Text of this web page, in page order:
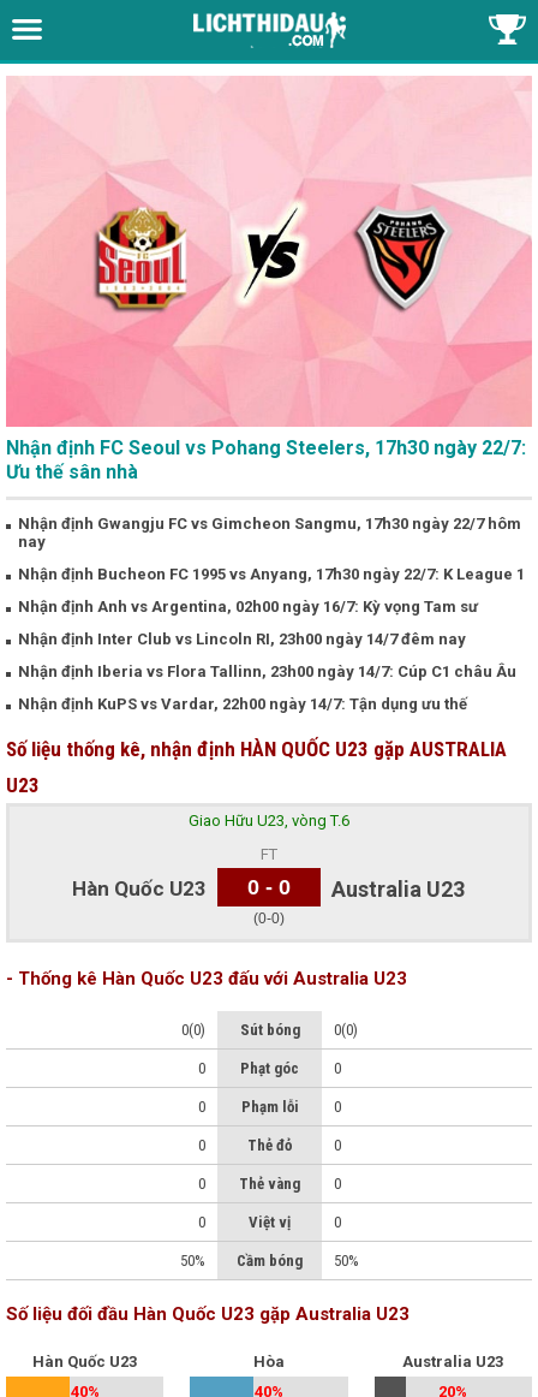
Nhận định FC Seoul vs Pohang Steelers, 17h30 ngày 22/7:
Ưu thế sân nhà
Nhận định Gwangju FC vs Gimcheon Sangmu, 17h30 ngày 22/7 hôm
nay
Nhận định Bucheon FC 1995 vs Anyang, 17h30 ngày 22/7: K League 1
Nhận định Anh vs Argentina, 02h00 ngày 16/7: Kỳ vọng Tam sư
Nhận định Inter Club vs Lincoln RI, 23h00 ngày 14/7 đêm nay
Nhận định Iberia vs Flora Tallinn, 23h00 ngày 14/7: Cúp C1 châu Âu
Nhận định KuPS vs Vardar, 22h00 ngày 14/7: Tận dụng ưu thế
Số liệu thống kê, nhận định HÀN QUỐC U23 gặp AUSTRALIA
U23
Giao Hữu U23, vòng T.6
Hàn Quốc U23
FT
0 - 0
(0-0)
Australia U23
- Thống kê Hàn Quốc U23 đấu với Australia U23
0(0) Sút bóng 0(0)
0 Phạt góc 0
0 Phạm lỗi 0
0 Thẻ đỏ 0
0 Thẻ vàng 0
0 Việt vị 0
50% Cầm bóng 50%
Số liệu đối đầu Hàn Quốc U23 gặp Australia U23
Hàn Quốc U23
40%
Hòa
40%
Australia U23
20%